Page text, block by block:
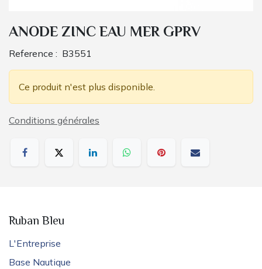
ANODE ZINC EAU MER GPRV
Reference : B3551
Ce produit n'est plus disponible.
Conditions générales
Ruban Bleu
L'Entreprise
Base Nautique